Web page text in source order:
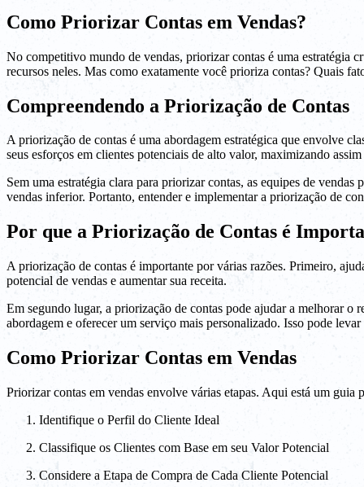
Como Priorizar Contas em Vendas?
No competitivo mundo de vendas, priorizar contas é uma estratégia
recursos neles. Mas como exatamente você prioriza contas? Quais
Compreendendo a Priorização de Contas
A priorização de contas é uma abordagem estratégica que envolve
seus esforços em clientes potenciais de alto valor, maximizando
Sem uma estratégia clara para priorizar contas, as equipes de
vendas inferior. Portanto, entender e implementar a priorização de
Por que a Priorização de Contas é
A priorização de contas é importante por várias razões. Primeiro,
potencial de vendas e aumentar sua receita.
Em segundo lugar, a priorização de contas pode ajudar a melhorar o
abordagem e oferecer um serviço mais personalizado. Isso pode
Como Priorizar Contas em Vendas
Priorizar contas em vendas envolve várias etapas. Aqui está um guia
Identifique o Perfil do Cliente Ideal
Classifique os Clientes com Base em seu Valor Potencial
Considere a Etapa de Compra de Cada Cliente Potencial